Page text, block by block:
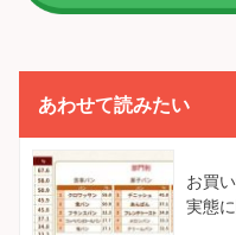
あわせて読みたい
お買
実態